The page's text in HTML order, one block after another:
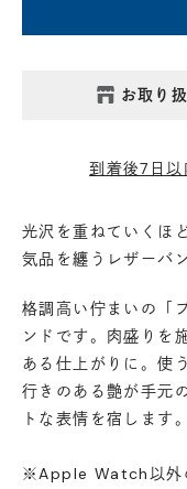
お取り
丸の内店 - 在庫 -
渋谷店 - 在庫 -△
六本木店- 在庫 -
到着後7日
光沢を重ねていくほ
気品を纏うレザーバ
格調高い佇まいの「
ンドです。肉盛りを
ある仕上がりに。使
行きのある艶が手元
トな表情を宿します。
※Apple Watch以外